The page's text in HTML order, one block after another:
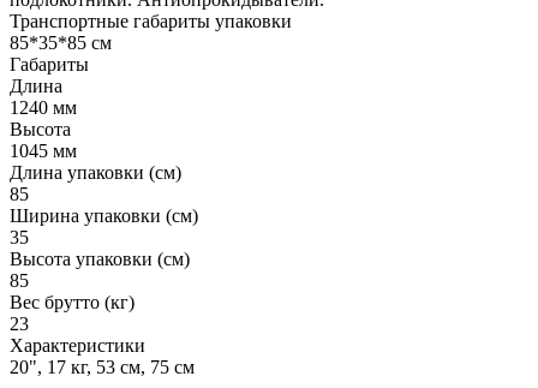
Транспортные габариты упаковки
85*35*85 см
Габариты
Длина
1240 мм
Высота
1045 мм
Длина упаковки (см)
85
Ширина упаковки (см)
35
Высота упаковки (см)
85
Вес брутто (кг)
23
Характеристики
20", 17 кг, 53 см, 75 см